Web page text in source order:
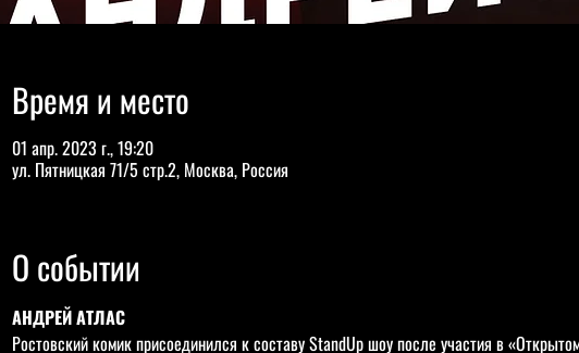
Время и место
01 апр. 2023 г., 19:20
ул. Пятницкая 71/5 стр.2, Москва, Россия
О событии
АНДРЕЙ АТЛАС
Ростовский комик присоединился к составу StandUp шоу после участия в